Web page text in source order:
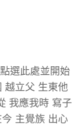
選此處並開始
越立父 生東他
我應我時 寫子
主覺族 出心